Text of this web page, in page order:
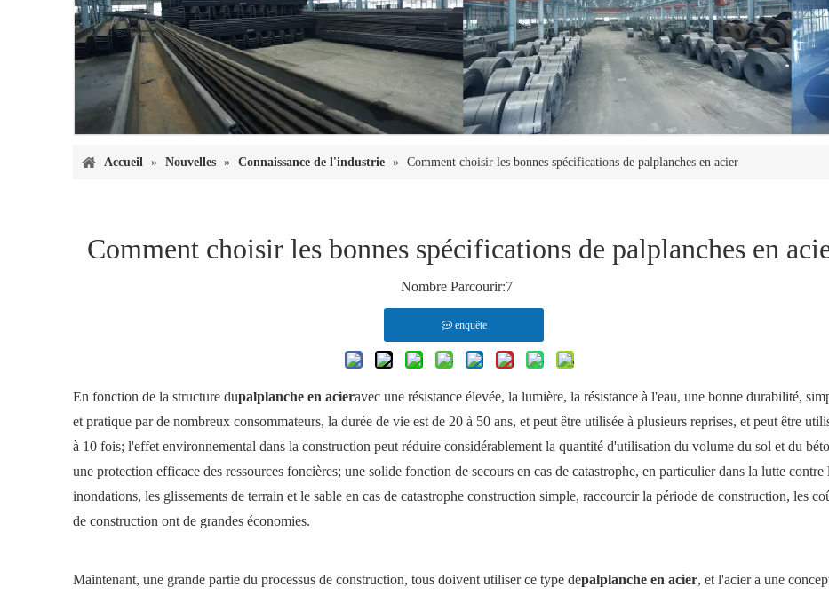
Accueil » Nouvelles » Connaissance de l'industrie » Comment choisir les bonnes spécifications de palplanches en acier
Comment choisir les bonnes spécifications de palplanches en
Nombre Parcourir:7
enquête
En fonction de la structure dupalplanche en acieravec une résistance élevée, la lumière, la résistance à l'eau, une bonne durabilité,
et pratique par de nombreux consommateurs, la durée de vie est de 20 à 50 ans, et peut être utilisée à plusieurs reprises, et peut être
à 10 fois; l'effet environnemental dans la construction peut réduire considérablement la quantité d'utilisation du volume du sol et du
une protection efficace des ressources foncières; une solide fonction de secours en cas de catastrophe, en particulier dans la lutte contre
inondations, les glissements de terrain et le sable en cas de catastrophe construction simple, raccourcir la période de construction, les
de construction ont de grandes économies.
Maintenant, une grande partie du processus de construction, tous doivent utiliser ce type depalplanche en acier, et l'acier a une